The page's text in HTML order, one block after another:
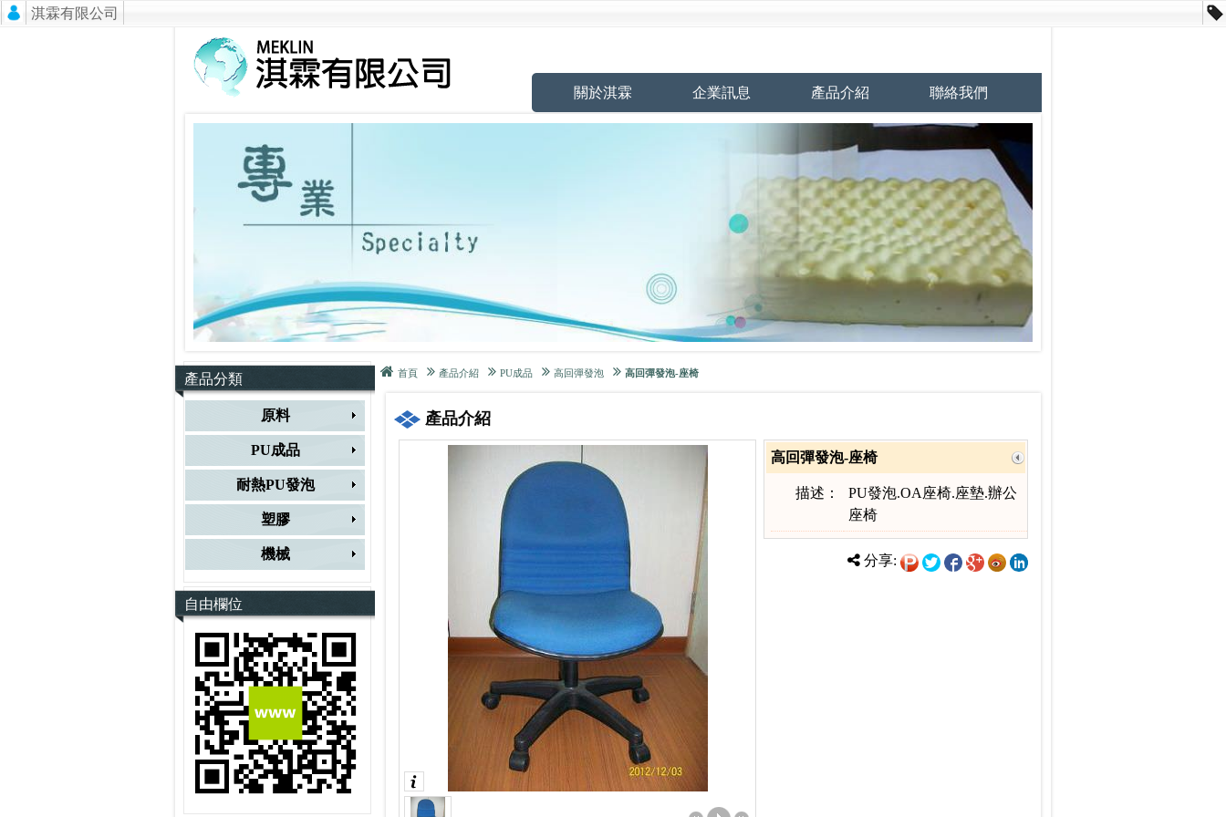
淇霖有限公司
關於淇霖 企業訊息 產品介紹 聯絡我們
產品分類
原料
PU成品
耐熱PU發泡
塑膠
機械
自由欄位
首頁 產品介紹 PU成品 高回彈發泡 高回彈發泡-座椅
產品介紹
高回彈發泡-座椅
描述：
PU發泡.OA座椅.座墊.辦公
座椅
分享: